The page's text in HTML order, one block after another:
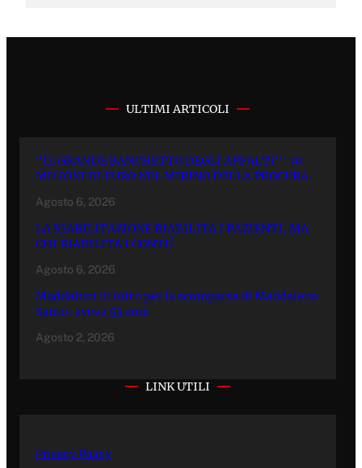
ULTIMI ARTICOLI
“IL GRANDE BANCHETTO DEGLI APPALTI”: 70
MILIONI DI EURO NEL MIRINO DELLA PROCURA.
Agosto 6, 2026
LA RIABILITAZIONE RIABILITA I PAZIENTI, MA
CHI RIABILITA I CONTI?
Agosto 6, 2026
Maddaloni in lutto per la scomparsa di Maddalena
Santo: aveva 53 anni
Agosto 2, 2026
LINK UTILI
Privacy Policy